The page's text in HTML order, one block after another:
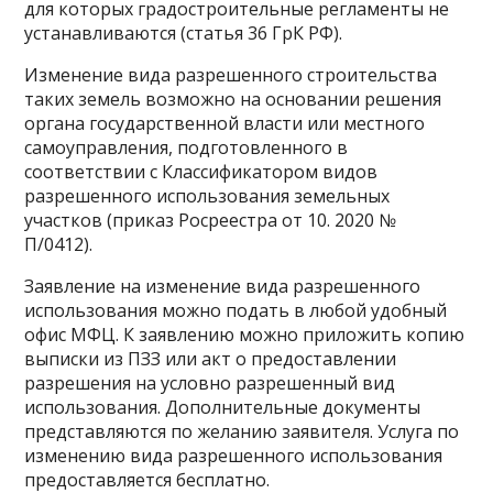
для которых градостроительные регламенты не
устанавливаются (статья 36 ГрК РФ).
Изменение вида разрешенного строительства
таких земель возможно на основании решения
органа государственной власти или местного
самоуправления, подготовленного в
соответствии с Классификатором видов
разрешенного использования земельных
участков (приказ Росреестра от 10. 2020 №
П/0412).
Заявление на изменение вида разрешенного
использования можно подать в любой удобный
офис МФЦ. К заявлению можно приложить копию
выписки из ПЗЗ или акт о предоставлении
разрешения на условно разрешенный вид
использования. Дополнительные документы
представляются по желанию заявителя. Услуга по
изменению вида разрешенного использования
предоставляется бесплатно.